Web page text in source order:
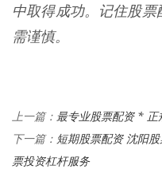
中取得成功。记住股
需谨慎。
上一篇： 最专业股票配资 * 正
下一篇： 短期股票配资 沈阳
票投资杠杆服务